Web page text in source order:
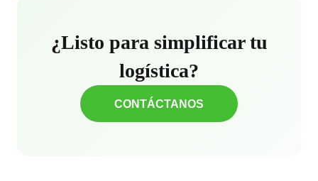
¿Listo para simplificar tu
logística?
CONTÁCTANOS